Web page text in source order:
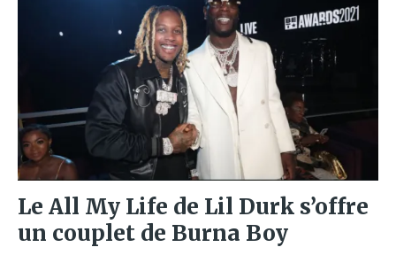
Le All My Life de Lil Durk s’offre
un couplet de Burna Boy